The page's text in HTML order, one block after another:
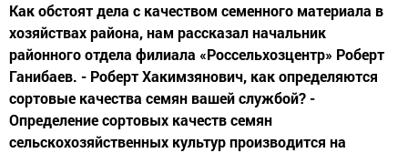
Как обстоят дела с качеством семенного материала в
хозяйствах района, нам рассказал начальник
районного отдела филиала «Россельхозцентр» Роберт
Ганибаев. - Роберт Хакимзянович, как определяются
сортовые качества семян вашей службой? -
Определение сортовых качеств семян
сельскохозяйственных культур производится на